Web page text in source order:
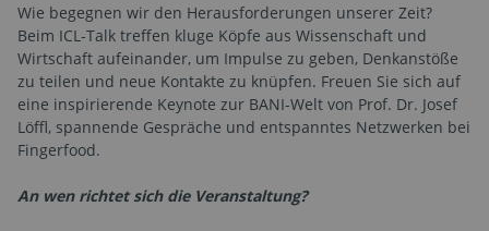
Wie begegnen wir den Herausforderungen unserer Zeit?
Beim ICL-Talk treffen kluge Köpfe aus Wissenschaft und
Wirtschaft aufeinander, um Impulse zu geben, Denkanstöße
zu teilen und neue Kontakte zu knüpfen. Freuen Sie sich auf
eine inspirierende Keynote zur BANI-Welt von Prof. Dr. Josef
Löffl, spannende Gespräche und entspanntes Netzwerken bei
Fingerfood.
An wen richtet sich die Veranstaltung?